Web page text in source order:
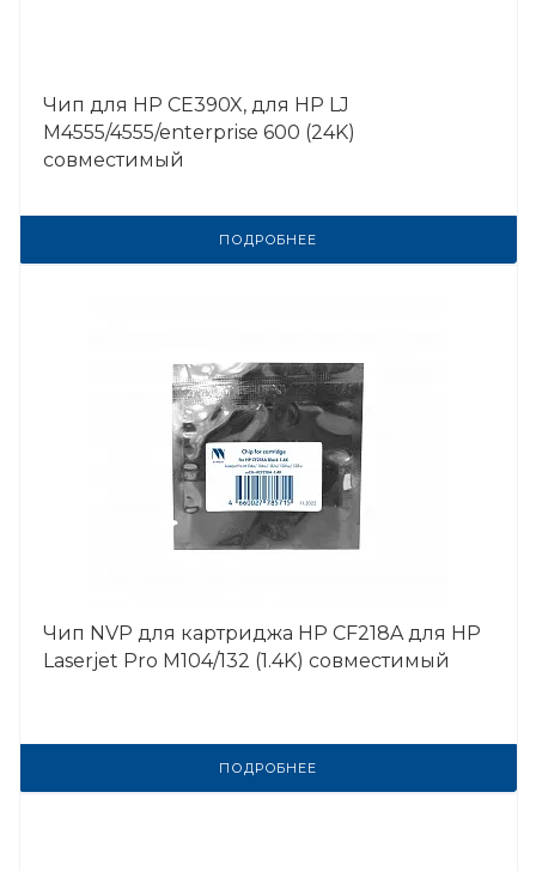
Чип для HP CE390X, для HP LJ
M4555/4555/enterprise 600 (24K)
совместимый
ПОДРОБНЕЕ
Чип NVP для картриджа HP CF218A для HP
Laserjet Pro M104/132 (1.4K) совместимый
ПОДРОБНЕЕ